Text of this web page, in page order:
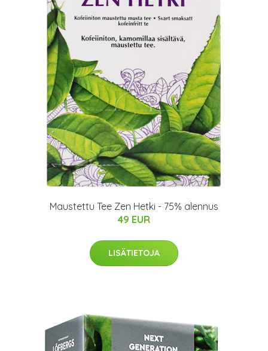
Maustettu Tee Zen Hetki - 75% alennus
49 EUR
LISÄTIETOJA